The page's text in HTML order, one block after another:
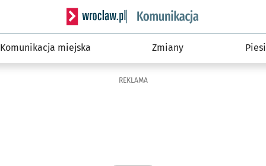
Serwis informacyjny wroclaw.pl podserwis:
Komunikacja miejska Zmiany Piesi
REKLAMA